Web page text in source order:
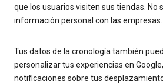
que los usuarios visiten sus tiendas. No
información personal con las empresas.
Tus datos de la cronología también
personalizar tus experiencias en
notificaciones sobre tus